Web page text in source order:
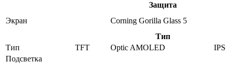
Защита
Экран
Corning Gorilla Glass 5
Тип
Тип
TFT Optic AMOLED
Подсветка